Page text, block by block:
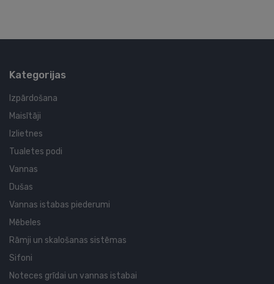
Kategorijas
Izpārdošana
Maisītāji
Izlietnes
Tualetes podi
Vannas
Dušas
Vannas istabas piederumi
Mēbeles
Rāmji un skalošanas sistēmas
Sifoni
Noteces grīdai un vannas istabai